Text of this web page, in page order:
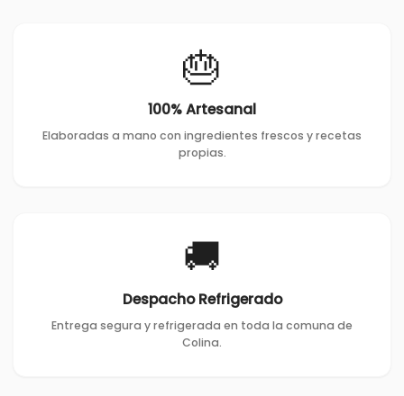
🎂
100% Artesanal
Elaboradas a mano con ingredientes frescos y recetas
propias.
🚚
Despacho Refrigerado
Entrega segura y refrigerada en toda la comuna de
Colina.